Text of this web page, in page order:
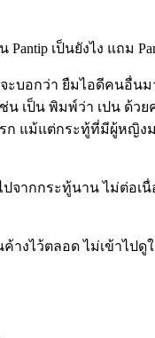
เป็นยังไง แถม
บอกว่า ยืมไอดีคนอื่น
น เป็น พิมพ์ว่า เปน
ก แม้แต่กระทู้ที่มีผู้ห
ปจากกระทู้นาน ไม่ต่
งไว้ตลอด ไม่เข้าไป